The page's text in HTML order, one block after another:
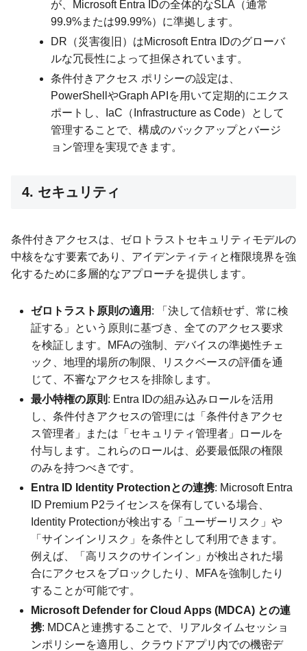
が、Microsoft Entra IDの全体的なSLA（通常
99.9%または99.99%）に準拠します。
DR（災害復旧）はMicrosoft Entra IDのグローバ
ルな冗長性によって担保されています。
条件付きアクセス ポリシーの設定は、
PowerShellやGraph APIを用いて定期的にエクス
ポートし、IaC（Infrastructure as Code）として
管理することで、構成のバックアップとバージ
ョン管理を実現できます。
4. セキュリティ
条件付きアクセスは、ゼロトラストセキュリティモデルの
中核をなす要素であり、アイデンティティと権限境界を強
化するために多層的なアプローチを提供します。
ゼロトラスト原則の適用 : 「決して信頼せず、常に検
証する」という原則に基づき、全てのアクセス要求
を検証します。MFAの強制、デバイスの準拠性チェ
ック、地理的場所の制限、リスクベースの評価を通
じて、不審なアクセスを排除します。
最小特権の原則 : Entra IDの組み込みロールを活用
し、条件付きアクセスの管理には「条件付きアクセ
ス管理者」または「セキュリティ管理者」ロールを
付与します。これらのロールは、必要最低限の権限
のみを持つべきです。
Entra ID Identity Protectionとの連携: Microsoft Entra
ID Premium P2ライセンスを保有している場合、
Identity Protectionが検出する「ユーザーリスク」や
「サインインリスク」を条件として利用できます。
例えば、「高リスクのサインイン」が検出された場
合にアクセスをブロックしたり、MFAを強制したり
することが可能です。
Microsoft Defender for Cloud Apps (MDCA) との連
携: MDCAと連携することで、リアルタイムセッショ
ンポリシーを適用し、クラウドアプリ内での機密デ